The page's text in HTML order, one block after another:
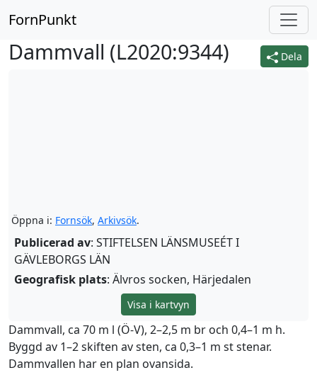
FornPunkt
Dela
Dammvall (L2020:9344)
Öppna i: Fornsök, Arkivsök.
Publicerad av: STIFTELSEN LÄNSMUSEÉT I
GÄVLEBORGS LÄN
Geografisk plats: Älvros socken, Härjedalen
Visa i kartvyn
Dammvall, ca 70 m l (Ö-V), 2–2,5 m br och 0,4–1 m h.
Byggd av 1–2 skiften av sten, ca 0,3–1 m st stenar.
Dammvallen har en plan ovansida.